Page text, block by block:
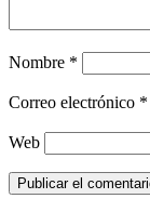
Nombre *
Correo electrónico *
Web